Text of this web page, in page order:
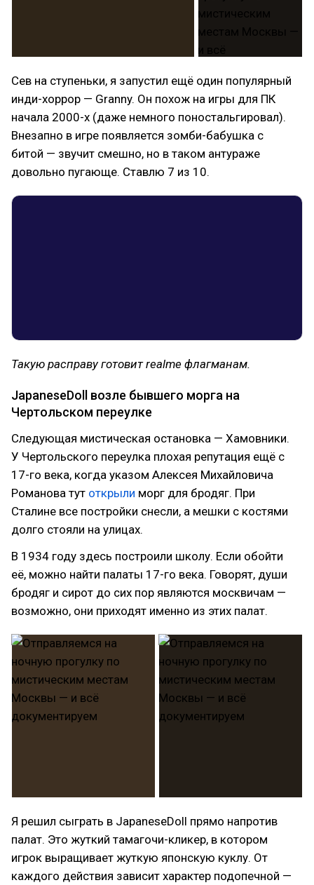
Сев на ступеньки, я запустил ещё один популярный
инди-хоррор — Granny. Он похож на игры для ПК
начала 2000-х (даже немного поностальгировал).
Внезапно в игре появляется зомби-бабушка с
битой — звучит смешно, но в таком антураже
довольно пугающе. Ставлю 7 из 10.
Такую расправу готовит realme флагманам.
JapaneseDoll возле бывшего морга на
Чертольском переулке
Следующая мистическая остановка — Хамовники.
У Чертольского переулка плохая репутация ещё с
17-го века, когда указом Алексея Михайловича
Романова тут открыли морг для бродяг. При
Сталине все постройки снесли, а мешки с костями
долго стояли на улицах.
В 1934 году здесь построили школу. Если обойти
её, можно найти палаты 17-го века. Говорят, души
бродяг и сирот до сих пор являются москвичам —
возможно, они приходят именно из этих палат.
Я решил сыграть в JapaneseDoll прямо напротив
палат. Это жуткий тамагочи-кликер, в котором
игрок выращивает жуткую японскую куклу. От
каждого действия зависит характер подопечной —